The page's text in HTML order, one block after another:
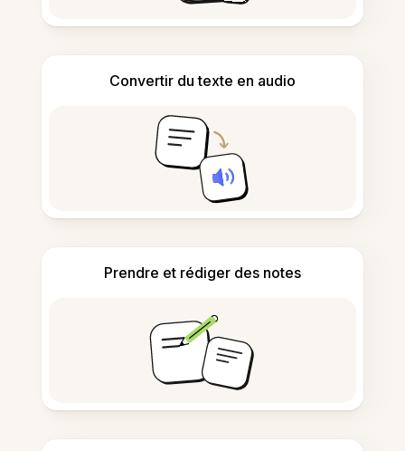
Convertir du texte en audio
Prendre et rédiger des notes